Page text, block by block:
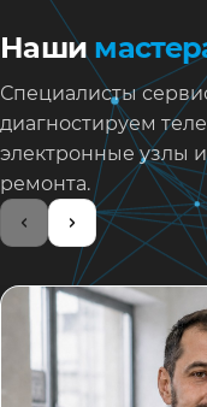
Наши
Специалисты
диагностируем
электронные узлы
ремонта.